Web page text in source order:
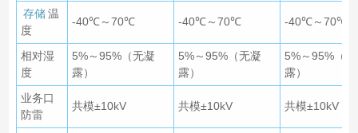
存储 温
度
-40℃～70℃ -40℃～70℃ -40℃～70℃
相对湿
度
5%～95%（无凝
露）
5%～95%（无凝
露）
5%～95%（
露）
业务口
防雷
共模±10kV 共模±10kV 共模±10kV